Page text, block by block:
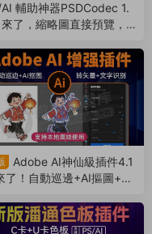
輔助神器PSDCodec 1.
了，縮略圖直接預覽，
Adobe AI神仙級插件4.1
了！自動巡邊+AI摳圖+轉
（260317）